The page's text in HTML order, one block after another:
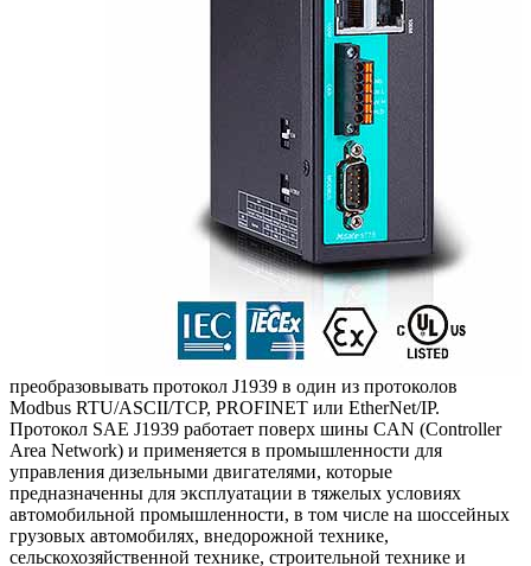
преобразовывать протокол J1939 в один из протоколов
Modbus RTU/ASCII/TCP, PROFINET или EtherNet/IP.
Протокол SAE J1939 работает поверх шины CAN (Controller
Area Network) и применяется в промышленности для
управления дизельными двигателями, которые
предназначенны для эксплуатации в тяжелых условиях
автомобильной промышленности, в том числе на шоссейных
грузовых автомобилях, внедорожной технике,
сельскохозяйственной технике, строительной технике и